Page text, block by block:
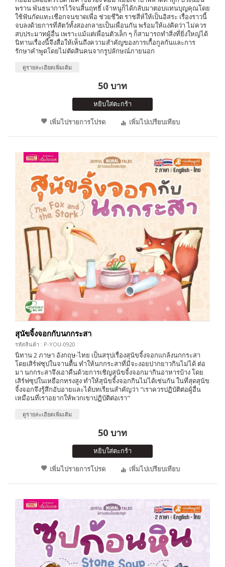
พราน พันธนาการไว้จนสิ้นฤทธิ์ เจ้าหนูก็ได้กลับมาตอบแทนบุญคุณโดย
ใช้ฟันกัดแทะเชือกจนขาดเพื่อ ช่วยชีวิต ราชสีห์ให้เป็นอิสระ เรื่องราวนี้
จบลงด้วยการที่สัตว์ทั้งสองกลายเป็นเพื่อนกัน พร้อมให้แง่คิดว่า ไม่ควร
สบประมาทผู้อื่น เพราะแม้แต่เพื่อนตัวเล็ก ๆ ก็สามารถทำสิ่งที่ยิ่งใหญ่ได้
นิทานเรื่องนี้จึงสื่อให้เห็นถึงความสำคัญของการเกื้อกูลกันและการ
รักษาคำพูดโดยไม่ตัดสินคนจากรูปลักษณ์ภายนอก
ดูรายละเอียดเพิ่มเติม
50 บาท
หยิบใส่ตะกร้า
เพิ่มไปรายการโปรด
เพิ่มไปเปรียบเทียบ
สุนัขจิ้งจอกกับนกกระสา
รหัสสินค้า : P-YOU-0920
นิทาน 2 ภาษา อังกฤษ-ไทย เป็นสรุปเรื่องสุนัขจิ้งจอกแกล้งนกกระสา
โดยเสิร์ฟซุปในจานตื้น ทำให้นกกระสาที่มีจะงอยปากยาวกินไม่ได้ ต่อ
มา นกกระสาจึงเอาคืนด้วยการเชิญสุนัขจิ้งจอกมากินอาหารบ้าง โดย
เสิร์ฟซุปในเหยือกทรงสูง ทำให้สุนัขจิ้งจอกกินไม่ได้เช่นกัน ในที่สุดสุนัข
จิ้งจอกจึงรู้สึกอับอายและได้บทเรียนสำคัญว่า "เราควรปฏิบัติต่อผู้อื่น
เหมือนที่เราอยากให้พวกเขาปฏิบัติต่อเรา"
ดูรายละเอียดเพิ่มเติม
50 บาท
หยิบใส่ตะกร้า
เพิ่มไปรายการโปรด
เพิ่มไปเปรียบเทียบ